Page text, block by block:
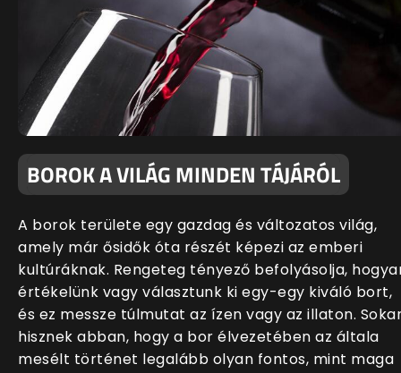
BOROK A VILÁG MINDEN TÁJÁRÓL
A borok területe egy gazdag és változatos világ,
amely már ősidők óta részét képezi az emberi
kultúráknak. Rengeteg tényező befolyásolja,
értékelünk vagy választunk ki egy-egy kiváló bort,
és ez messze túlmutat az ízen vagy az illaton.
hisznek abban, hogy a bor élvezetében az általa
mesélt történet legalább olyan fontos, mint maga